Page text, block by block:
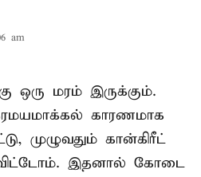
am
ஒரு மரம் இருக்கும்.
காரணமாக
முழுவதும் கான்கிரீட்
இதனால் கோடை